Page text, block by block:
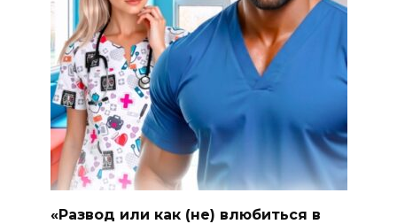
«Развод или как (не) влюбиться в